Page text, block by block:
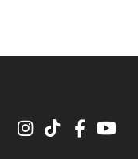
InstagramTikTok